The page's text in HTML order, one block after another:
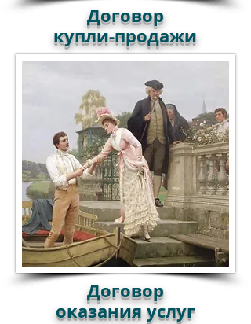
Договор
купли-продажи
Договор
оказания услуг